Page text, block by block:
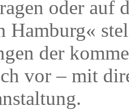
oder auf
Hamburg«
der
vor – mit